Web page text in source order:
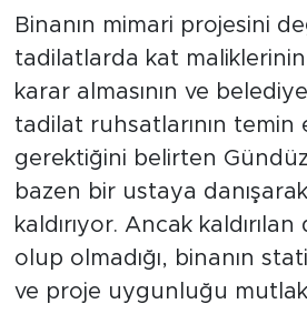
Binanın mimari projesini
tadilatlarda kat
karar almasının ve
tadilat ruhsatlarının temin
gerektiğini belirten
bazen bir ustaya
kaldırıyor. Ancak kaldırılan
olup olmadığı, binanın
ve proje uygunluğu